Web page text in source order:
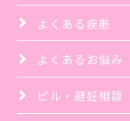
よくある疾患
よくあるお悩み
ピル・避妊相談